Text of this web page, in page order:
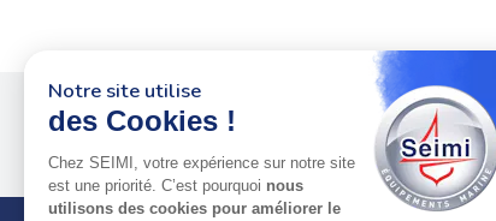
Plus de 50 ans
au service
des pros
Notre site utilise
des Cookies !
Chez SEIMI, votre expérience sur notre site
est une priorité. C’est pourquoi nous
utilisons des cookies pour améliorer le